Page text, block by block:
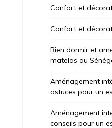
Confort et
Confort et
Bien dormir et
matelas au
Aménagement
astuces pour un
Aménagement
conseils pour un